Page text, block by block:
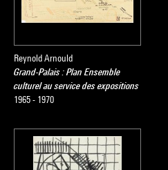
Reynold Arnould
Grand-Palais : Plan Ensemble
culturel au service des expositions
1965 - 1970